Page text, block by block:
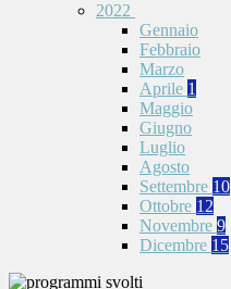
2022
Gennaio
Febbraio
Marzo
Aprile 1
Maggio
Giugno
Luglio
Agosto
Settembre 10
Ottobre 12
Novembre 9
Dicembre 15